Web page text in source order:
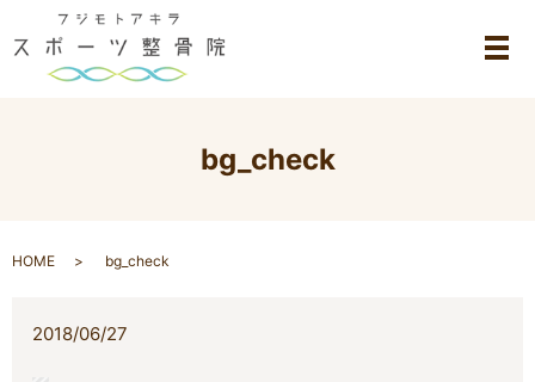
メ
bg_check
HOME bg_check
2018/06/27